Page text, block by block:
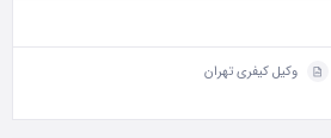
وکیل کیفری تهران